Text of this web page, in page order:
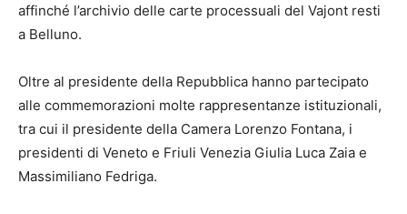
affinché l’archivio delle carte processuali del Vajont resti
a Belluno.
Oltre al presidente della Repubblica hanno partecipato
alle commemorazioni molte rappresentanze istituzionali,
tra cui il presidente della Camera Lorenzo Fontana, i
presidenti di Veneto e Friuli Venezia Giulia Luca Zaia e
Massimiliano Fedriga.